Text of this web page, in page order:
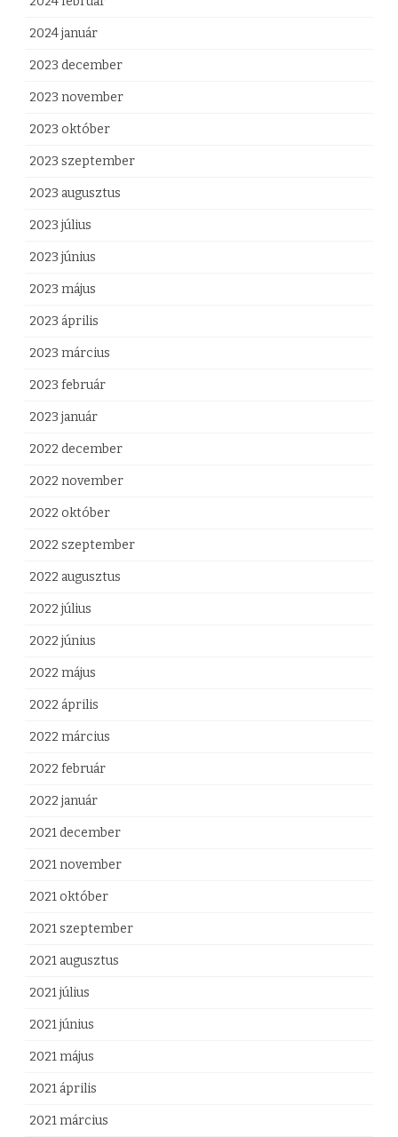
2024 január
2023 december
2023 november
2023 október
2023 szeptember
2023 augusztus
2023 július
2023 június
2023 május
2023 április
2023 március
2023 február
2023 január
2022 december
2022 november
2022 október
2022 szeptember
2022 augusztus
2022 július
2022 június
2022 május
2022 április
2022 március
2022 február
2022 január
2021 december
2021 november
2021 október
2021 szeptember
2021 augusztus
2021 július
2021 június
2021 május
2021 április
2021 március